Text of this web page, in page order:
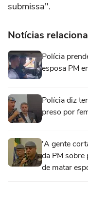
submissa".
Notícias
Polícia
esposa PM
Polícia diz
preso por
'A gente
da PM
de matar